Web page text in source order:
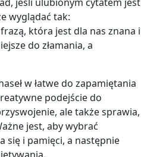
wyglądać tak:
która jest dla nas znana i
do złamania, a
w łatwe do zapamiętania
podejście do
ale także sprawia,
jest, aby wybrać
się i pamięci, a następnie